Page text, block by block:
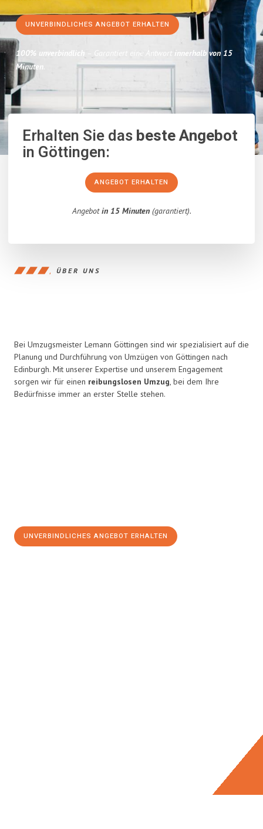
UNVERBINDLICHES ANGEBOT ERHALTEN
100% unverbindlich – Garantiert eine Antwort innerhalb von 15
Minuten.
Erhalten Sie dasbeste Angebot
in Göttingen:
ANGEBOT ERHALTEN
Angebotin 15 Minuten(garantiert).
ÜBER UNS
Bei Umzugsmeister Lemann Göttingen sind wir spezialisiert auf die
Planung und Durchführung von Umzügen von Göttingen nach
Edinburgh. Mit unserer Expertise und unserem Engagement
sorgen wir für einen reibungslosen Umzug, bei dem Ihre
Bedürfnisse immer an erster Stelle stehen.
UNVERBINDLICHES ANGEBOT ERHALTEN